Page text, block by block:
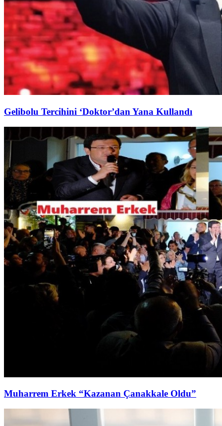
Gelibolu Tercihini ‘Doktor’dan Yana Kullandı
Muharrem Erkek “Kazanan Çanakkale Oldu”